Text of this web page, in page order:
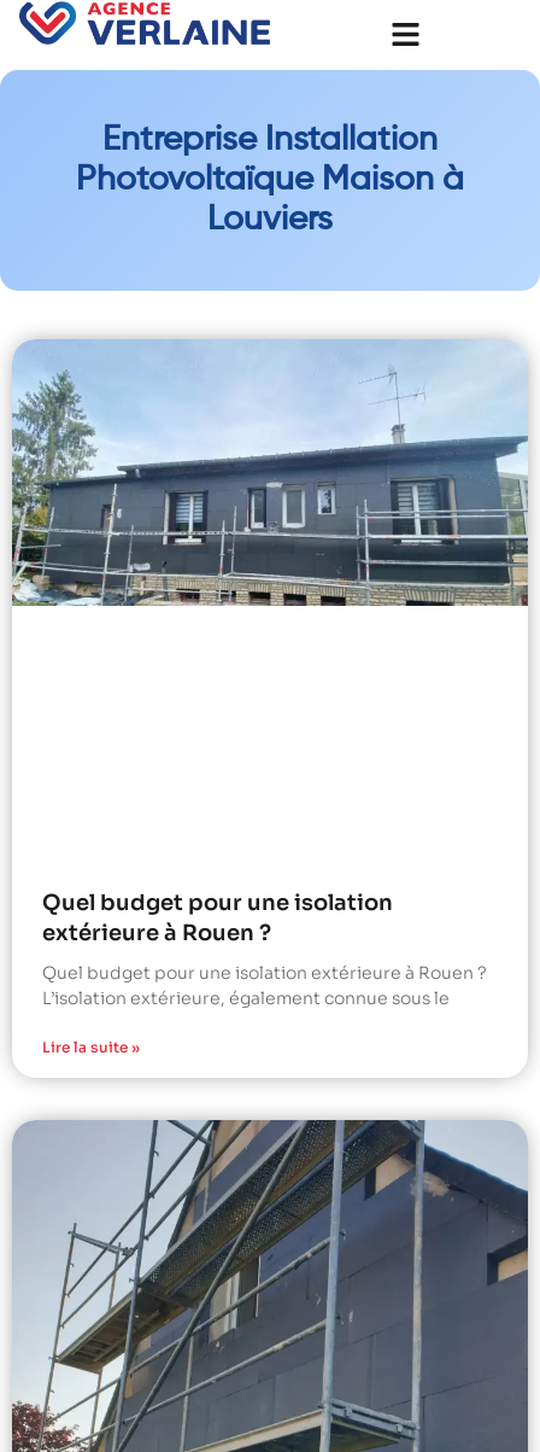
Entreprise Installation
Photovoltaïque Maison à
Louviers
Quel budget pour une isolation
extérieure à Rouen ?
Quel budget pour une isolation extérieure à Rouen ?
L’isolation extérieure, également connue sous le
Lire la suite »